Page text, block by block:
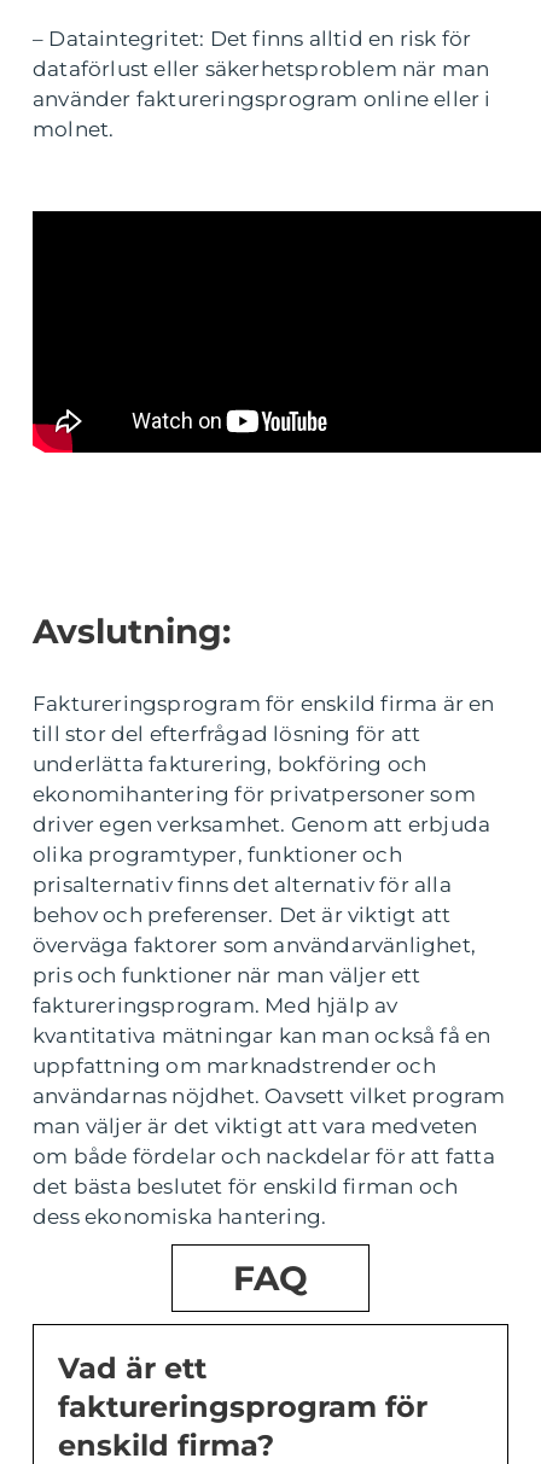
– Dataintegritet: Det finns alltid en risk för
dataförlust eller säkerhetsproblem när man
använder faktureringsprogram online eller i
molnet.
Avslutning:
Faktureringsprogram för enskild firma är en
till stor del efterfrågad lösning för att
underlätta fakturering, bokföring och
ekonomihantering för privatpersoner som
driver egen verksamhet. Genom att erbjuda
olika programtyper, funktioner och
prisalternativ finns det alternativ för alla
behov och preferenser. Det är viktigt att
överväga faktorer som användarvänlighet,
pris och funktioner när man väljer ett
faktureringsprogram. Med hjälp av
kvantitativa mätningar kan man också få en
uppfattning om marknadstrender och
användarnas nöjdhet. Oavsett vilket program
man väljer är det viktigt att vara medveten
om både fördelar och nackdelar för att fatta
det bästa beslutet för enskild firman och
dess ekonomiska hantering.
FAQ
Vad är ett
faktureringsprogram för
enskild firma?